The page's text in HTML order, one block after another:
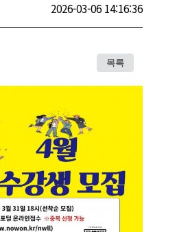
2026-03-06 14:16:36
목록